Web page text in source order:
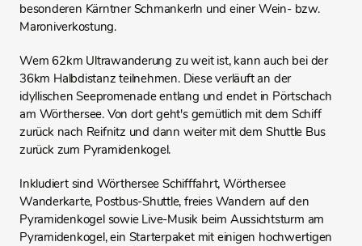
besonderen Kärntner Schmankerln und einer Wein- bzw.
Maroniverkostung.
Wem 62km Ultrawanderung zu weit ist, kann auch bei der
36km Halbdistanz teilnehmen. Diese verläuft an der
idyllischen Seepromenade entlang und endet in Pörtschach
am Wörthersee. Von dort geht's gemütlich mit dem Schiff
zurück nach Reifnitz und dann weiter mit dem Shuttle Bus
zurück zum Pyramidenkogel.
Inkludiert sind Wörthersee Schifffahrt, Wörthersee
Wanderkarte, Postbus-Shuttle, freies Wandern auf den
Pyramidenkogel sowie Live-Musik beim Aussichtsturm am
Pyramidenkogel, ein Starterpaket mit einigen hochwertigen